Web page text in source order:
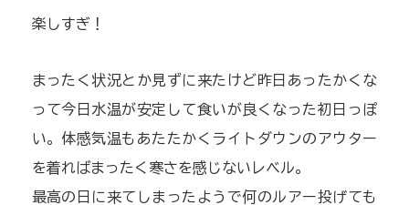
楽しすぎ！
まったく状況とか見ずに来たけど昨日あったかくな
って今日水温が安定して食いが良くなった初日っぽ
い。体感気温もあたたかくライトダウンのアウター
を着ればまったく寒さを感じないレベル。
最高の日に来てしまったようで何のルアー投げても